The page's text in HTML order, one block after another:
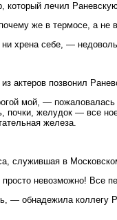
который лечил
же в термосе, а не
хрена себе, —
из актеров позвонил
мой, — пожаловалась
почки, желудок — все
железа.
служившая в
невозможно! Все
— обнадежила коллегу